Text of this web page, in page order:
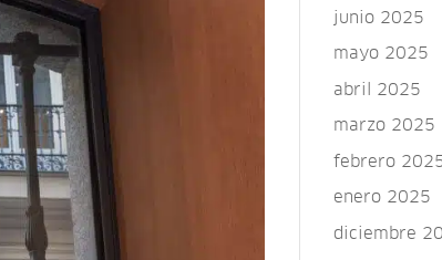
junio 2025
mayo 2025
abril 2025
marzo 2025
febrero
enero 2025
diciembre